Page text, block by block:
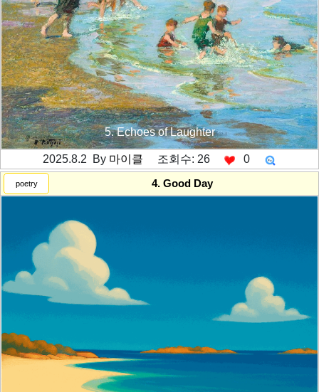
5. Echoes of Laughter
2025.8.2 By 마이클 조회수: 26 0
poetry 4. Good Day